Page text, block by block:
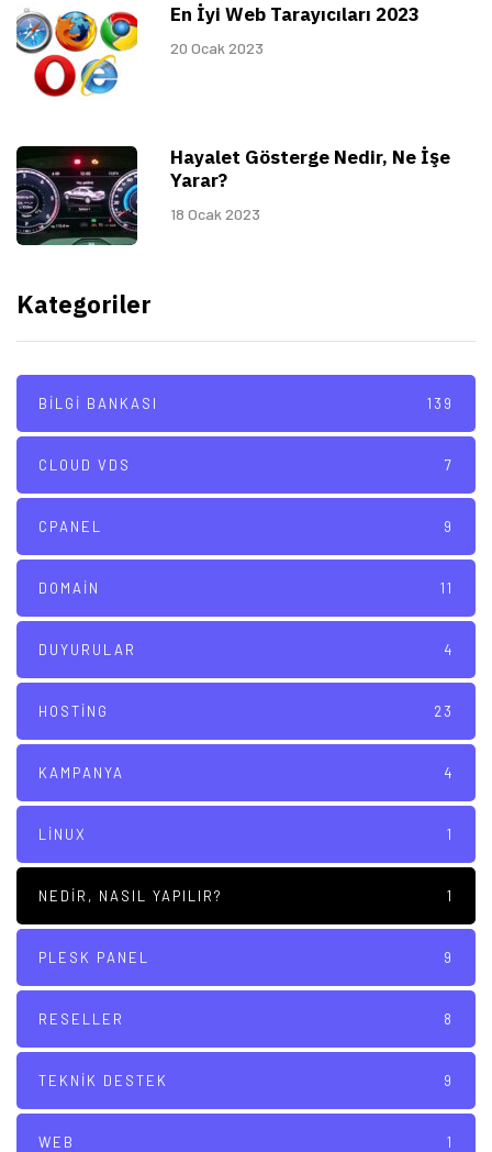
En İyi Web Tarayıcıları 2023
20 Ocak 2023
Hayalet Gösterge Nedir, Ne İşe
Yarar?
18 Ocak 2023
Kategoriler
BILGI BANKASI 139
CLOUD VDS 7
CPANEL 9
DOMAIN 11
DUYURULAR 4
HOSTING 23
KAMPANYA 4
LINUX 1
NEDIR, NASIL YAPILIR? 1
PLESK PANEL 9
RESELLER 8
TEKNIK DESTEK 9
WEB 1